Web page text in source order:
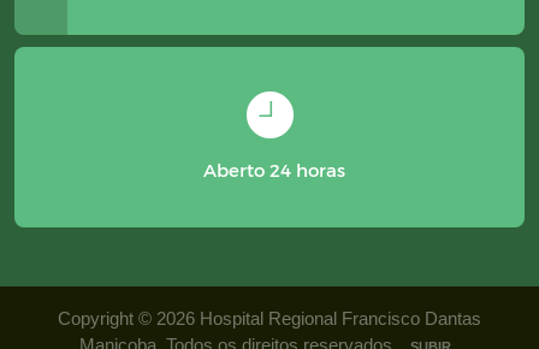
Aberto 24 horas
Copyright © 2026 Hospital Regional Francisco Dantas